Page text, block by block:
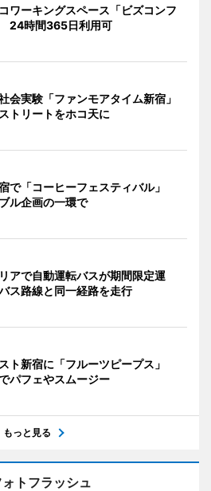
ワーキングスペース「ビズコンフ
24時間365日利用可
会実験「ファンモアタイム新宿」
トリートをホコ天に
で「コーヒーフェスティバル」
ル企画の一環で
アで自動運転バスが期間限定運
ス路線と同一経路を走行
ト新宿に「フルーツピープス」
パフェやスムージー
もっと見る
ォトフラッシュ